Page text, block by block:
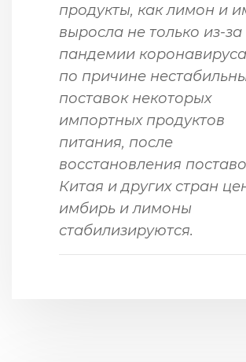
продукты, как лимон и
выросла не только из-за
пандемии
по причине
поставок некоторых
импортных продуктов
питания, после
восстановления
Китая и других стран
имбирь и лимоны
стабилизируются.